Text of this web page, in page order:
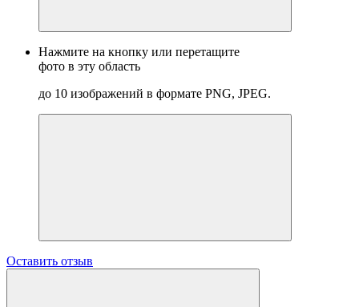
Нажмите на кнопку или перетащите
фото в эту область
до 10 изображений в формате PNG, JPEG.
Оставить отзыв